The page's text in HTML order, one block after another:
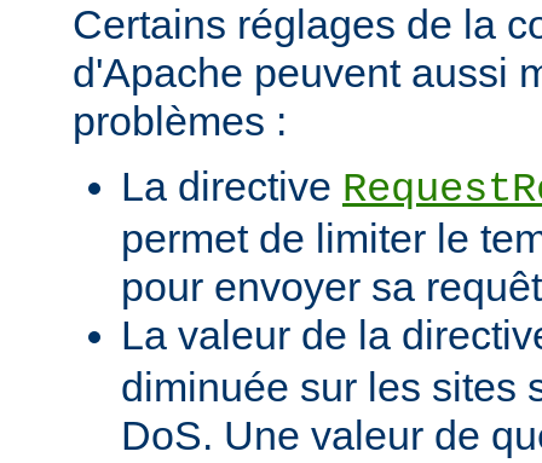
Certains réglages de la
d'Apache peuvent aussi
problèmes :
La directive
permet de limiter le
pour envoyer sa
La valeur de la
diminuée sur les sites
DoS. Une valeur de